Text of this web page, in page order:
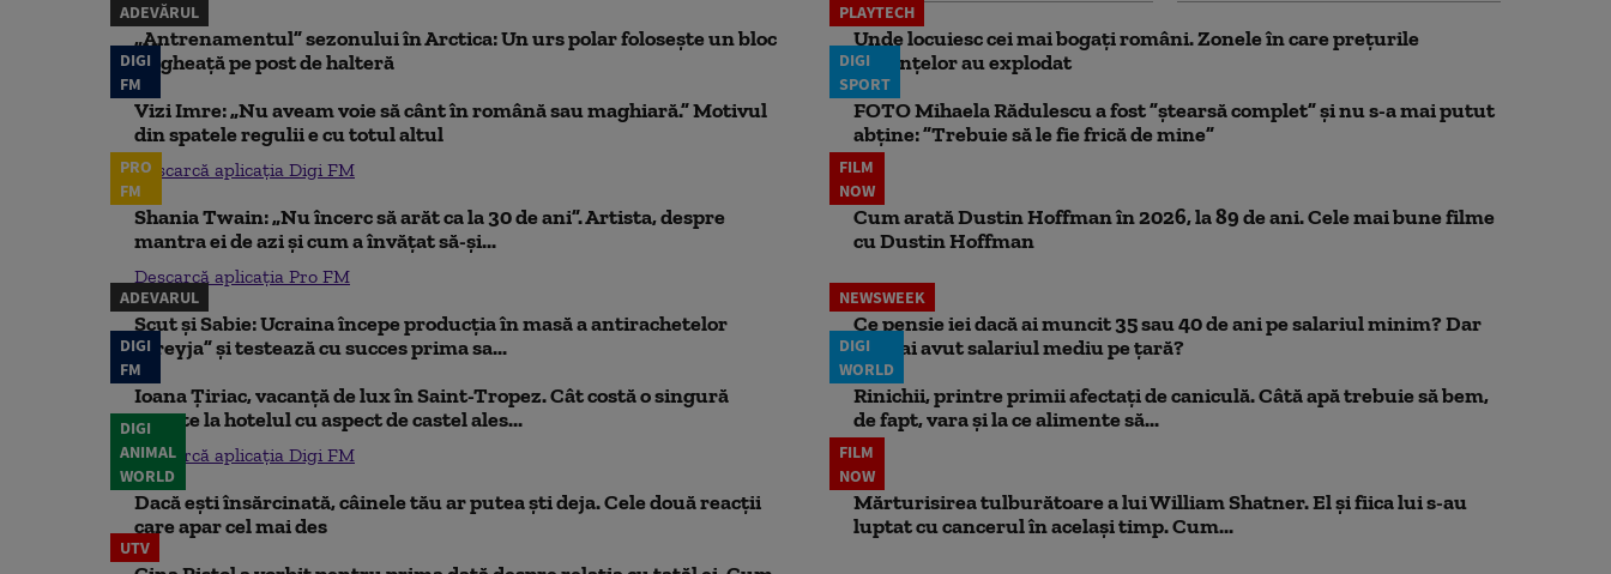
ADEVĂRUL
„Antrenamentul” sezonului în Arctica: Un urs polar folosește un bloc
de gheață pe post de halteră
PLAYTECH
Unde locuiesc cei mai bogați români. Zonele în care prețurile
locuințelor au explodat
DIGI
FM
Vizi Imre: „Nu aveam voie să cânt în română sau maghiară.” Motivul
din spatele regulii e cu totul altul
Descarcă aplicația Digi FM
DIGI
SPORT
FOTO Mihaela Rădulescu a fost ”ștearsă complet” și nu s-a mai putut
abține: ”Trebuie să le fie frică de mine”
PRO
FM
Shania Twain: „Nu încerc să arăt ca la 30 de ani”. Artista, despre
mantra ei de azi și cum a învățat să-și...
Descarcă aplicația Pro FM
FILM
NOW
Cum arată Dustin Hoffman în 2026, la 89 de ani. Cele mai bune filme
cu Dustin Hoffman
ADEVARUL
Scut și Sabie: Ucraina începe producția în masă a antirachetelor
„Freyja” și testează cu succes prima sa...
NEWSWEEK
Ce pensie iei dacă ai muncit 35 sau 40 de ani pe salariul minim? Dar
dacă ai avut salariul mediu pe țară?
DIGI
FM
Ioana Țiriac, vacanță de lux în Saint-Tropez. Cât costă o singură
noapte la hotelul cu aspect de castel ales...
Descarcă aplicația Digi FM
DIGI
WORLD
Rinichii, printre primii afectați de caniculă. Câtă apă trebuie să bem,
de fapt, vara și la ce alimente să...
DIGI
ANIMAL
WORLD
Dacă ești însărcinată, câinele tău ar putea ști deja. Cele două reacții
care apar cel mai des
FILM
NOW
Mărturisirea tulburătoare a lui William Shatner. El și fiica lui s-au
luptat cu cancerul în același timp. Cum...
UTV